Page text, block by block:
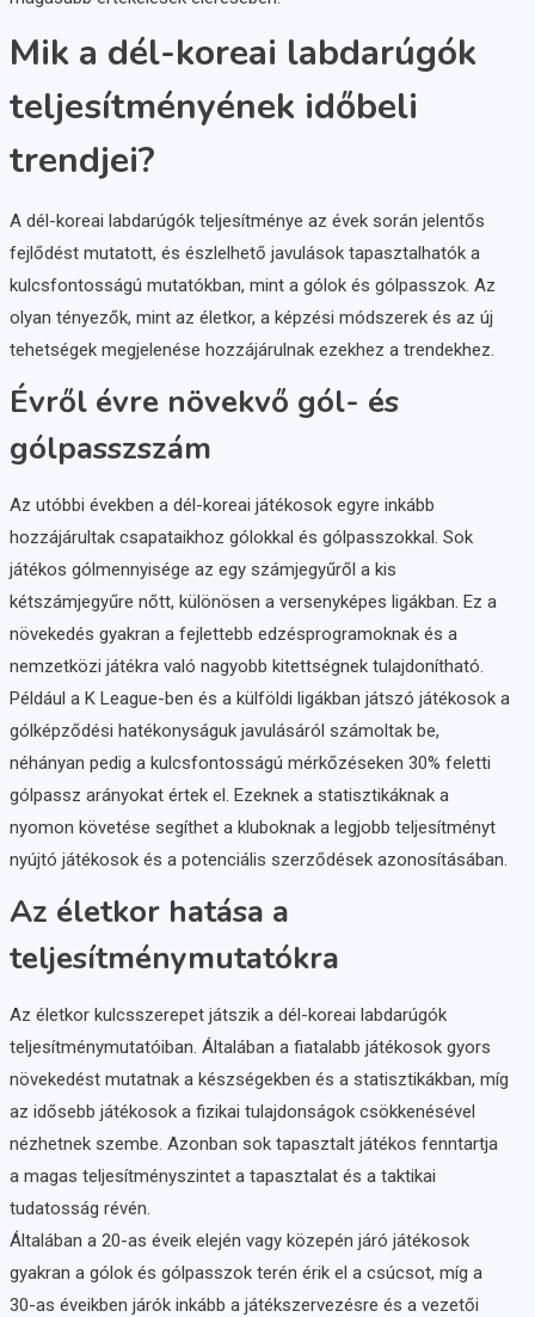
Mik a dél-koreai labdarúgók
teljesítményének időbeli
trendjei?
A dél-koreai labdarúgók teljesítménye az évek során jelentős
fejlődést mutatott, és észlelhető javulások tapasztalhatók a
kulcsfontosságú mutatókban, mint a gólok és gólpasszok. Az
olyan tényezők, mint az életkor, a képzési módszerek és az új
tehetségek megjelenése hozzájárulnak ezekhez a trendekhez.
Évről évre növekvő gól- és
gólpasszszám
Az utóbbi években a dél-koreai játékosok egyre inkább
hozzájárultak csapataikhoz gólokkal és gólpasszokkal. Sok
játékos gólmennyisége az egy számjegyűről a kis
kétszámjegyűre nőtt, különösen a versenyképes ligákban. Ez a
növekedés gyakran a fejlettebb edzésprogramoknak és a
nemzetközi játékra való nagyobb kitettségnek tulajdonítható.
Például a K League-ben és a külföldi ligákban játszó játékosok a
gólképződési hatékonyságuk javulásáról számoltak be,
néhányan pedig a kulcsfontosságú mérkőzéseken 30% feletti
gólpassz arányokat értek el. Ezeknek a statisztikáknak a
nyomon követése segíthet a kluboknak a legjobb teljesítményt
nyújtó játékosok és a potenciális szerződések azonosításában.
Az életkor hatása a
teljesítménymutatókra
Az életkor kulcsszerepet játszik a dél-koreai labdarúgók
teljesítménymutatóiban. Általában a fiatalabb játékosok gyors
növekedést mutatnak a készségekben és a statisztikákban, míg
az idősebb játékosok a fizikai tulajdonságok csökkenésével
nézhetnek szembe. Azonban sok tapasztalt játékos fenntartja
a magas teljesítményszintet a tapasztalat és a taktikai
tudatosság révén.
Általában a 20-as éveik elején vagy közepén járó játékosok
gyakran a gólok és gólpasszok terén érik el a csúcsot, míg a
30-as éveikben járók inkább a játékszervezésre és a vezetői